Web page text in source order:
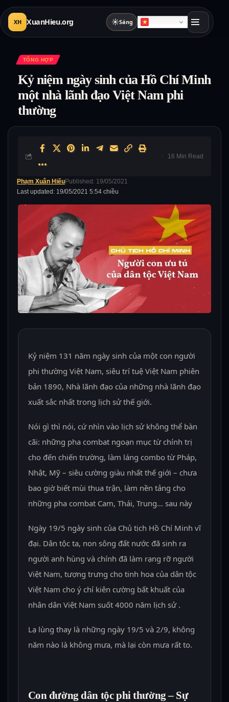
XH XuanHieu.org ☀Sáng
TỔNG HỢP
Kỷ niệm ngày sinh của Hồ Chí Minh
một nhà lãnh đạo Việt Nam phi
thường
Last updated: 19/05/2021 5:54 chiều
Phạm Xuân HiếuPublished: 19/05/2021
16 Min Read
Kỷ niệm 131 năm ngày sinh của một con người
phi thường Việt Nam, siêu trí tuệ Việt Nam phiên
bản 1890, Nhà lãnh đạo của những nhà lãnh đạo
xuất sắc nhất trong lịch sử thế giới.
Nói gì thì nói, cứ nhìn vào lịch sử không thể bàn
cãi: những pha combat ngoạn mục từ chính trị
cho đến chiến trường, làm láng combo từ Pháp,
Nhật, Mỹ – siêu cường giàu nhất thế giới – chưa
bao giờ biết mùi thua trận, làm nền tảng cho
những pha combat Cam, Thái, Trung… sau này
Ngày 19/5 ngày sinh của Chủ tịch Hồ Chí Minh vĩ
đại. Dân tộc ta, non sông đất nước đã sinh ra
người anh hùng và chính đã làm rạng rỡ người
Việt Nam, tượng trưng cho tinh hoa của dân tộc
Việt Nam cho ý chí kiên cường bất khuất của
nhân dân Việt Nam suốt 4000 năm lịch sử .
Lạ lùng thay là những ngày 19/5 và 2/9, không
năm nào là không mưa, mà lại còn mưa rất to.
Con đường dân tộc phi thường – Sự